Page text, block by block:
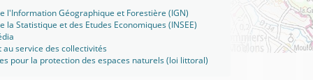
l'Information Géographique et Forestière (IGN)
la Statistique et des Etudes Economiques (INSEE)
au service des collectivités
pour la protection des espaces naturels (loi littoral)